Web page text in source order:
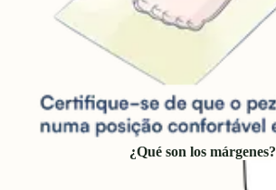
¿Qué son los márgenes?